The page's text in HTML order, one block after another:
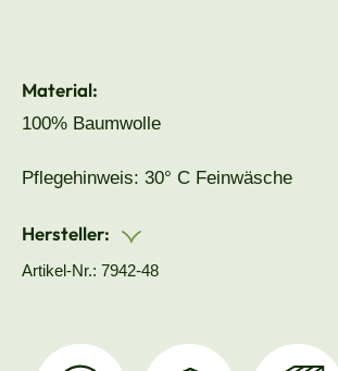
Material:
100% Baumwolle
Pflegehinweis: 30° C Feinwäsche
Hersteller:
Artikel-Nr.: 7942-48